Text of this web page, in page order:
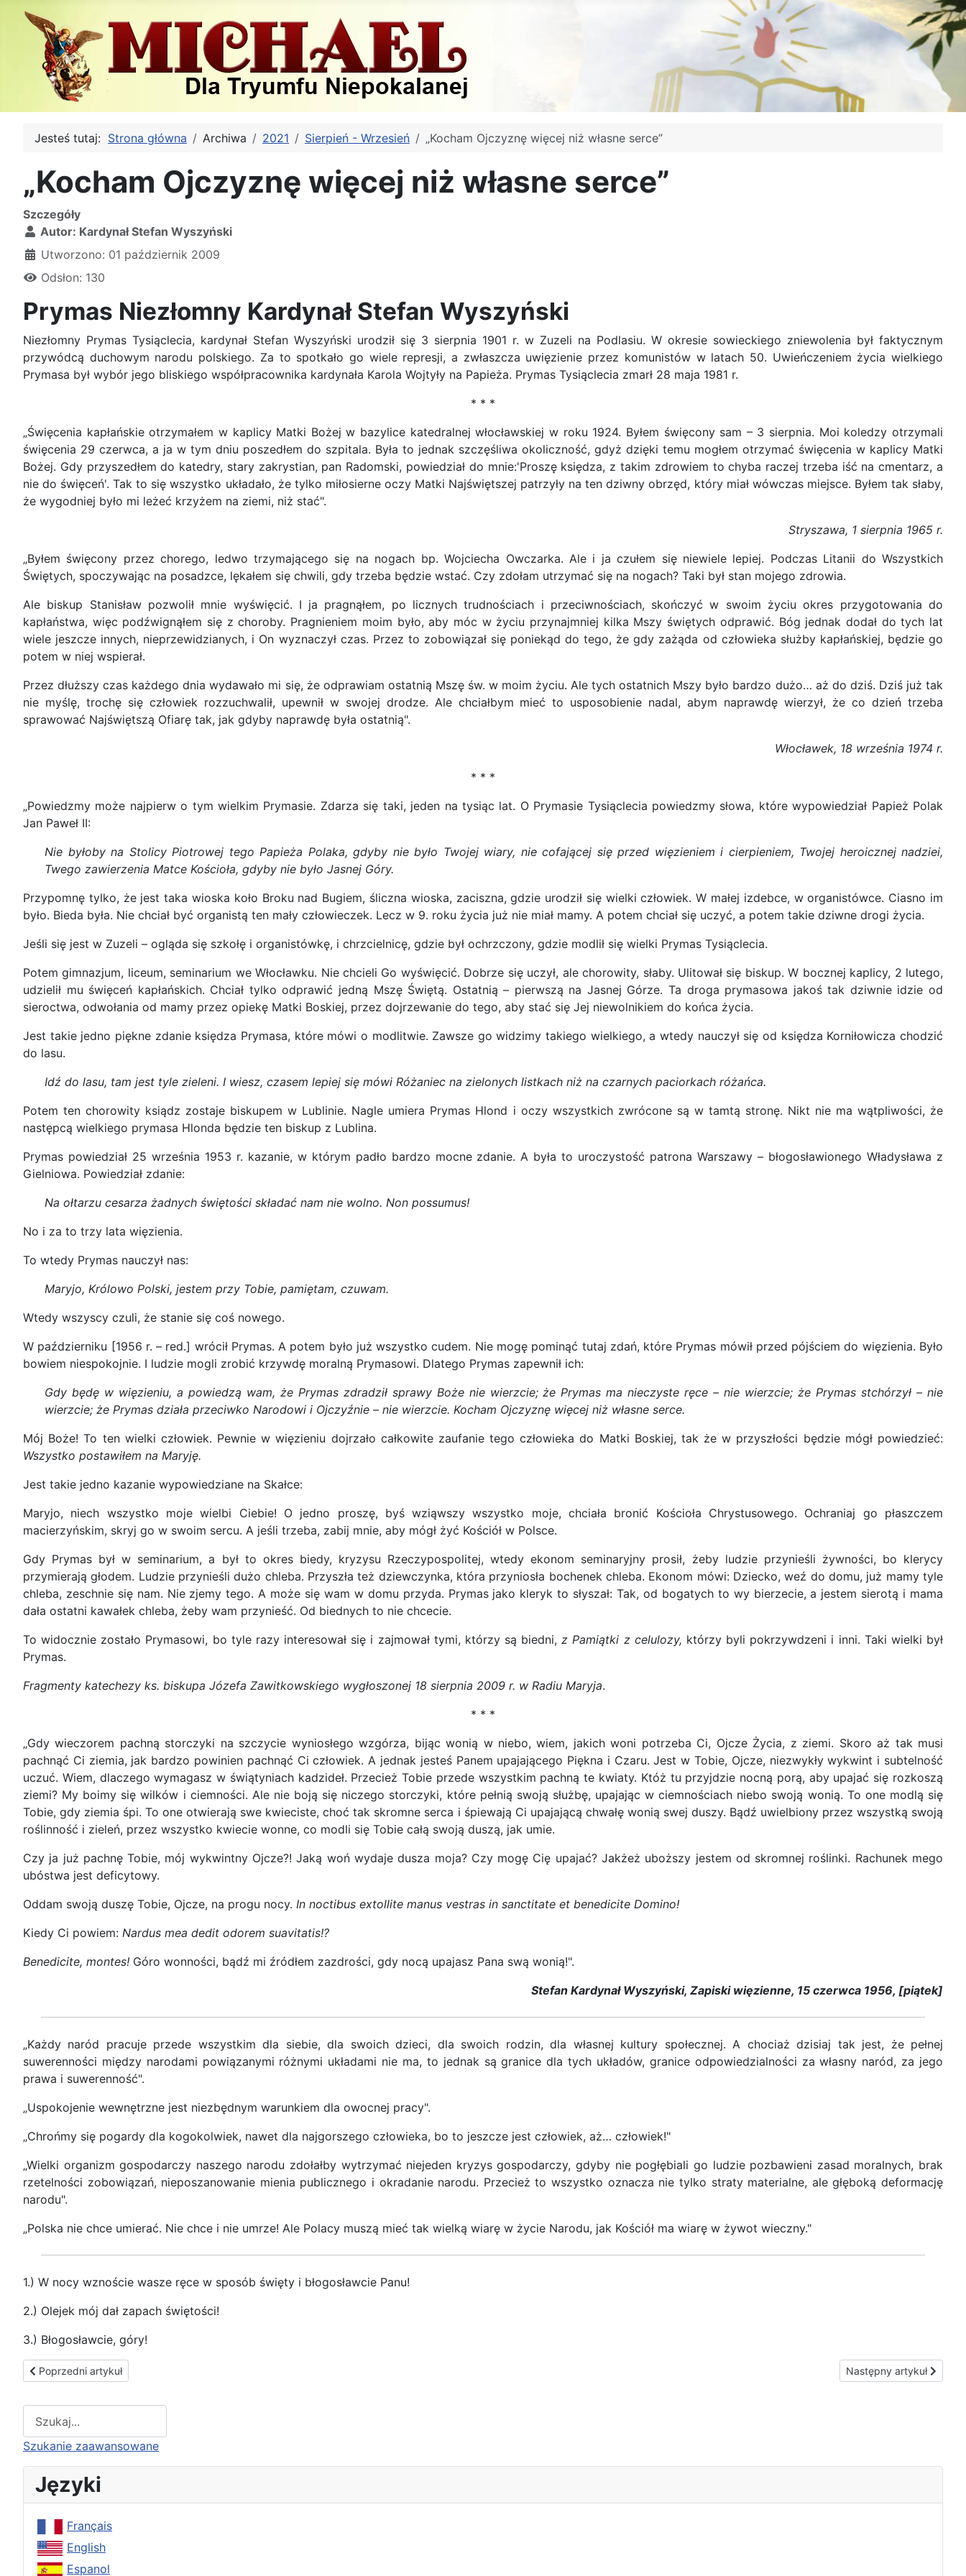
Jesteś tutaj: Strona główna Archiwa 2021 Sierpień - Wrzesień „Kocham Ojczyznę więcej niż własne serce”
„Kocham Ojczyznę więcej niż własne serce”
Szczegóły
Autor: Kardynał Stefan Wyszyński
Utworzono: 01 październik 2009
Odsłon: 130
Prymas Niezłomny Kardynał Stefan Wyszyński
Niezłomny Prymas Tysiąclecia, kardynał Stefan Wyszyński urodził się 3 sierpnia 1901 r. w Zuzeli na Podlasiu. W okresie sowieckiego zniewolenia był faktycznym
przywódcą duchowym narodu polskiego. Za to spotkało go wiele represji, a zwłaszcza uwięzienie przez komunistów w latach 50. Uwieńczeniem życia wielkiego
Prymasa był wybór jego bliskiego współpracownika kardynała Karola Wojtyły na Papieża. Prymas Tysiąclecia zmarł 28 maja 1981 r.
* * *
„Święcenia kapłańskie otrzymałem w kaplicy Matki Bożej w bazylice katedralnej włocławskiej w roku 1924. Byłem święcony sam – 3 sierpnia. Moi koledzy otrzymali
święcenia 29 czerwca, a ja w tym dniu poszedłem do szpitala. Była to jednak szczęśliwa okoliczność, gdyż dzięki temu mogłem otrzymać święcenia w kaplicy Matki
Bożej. Gdy przyszedłem do katedry, stary zakrystian, pan Radomski, powiedział do mnie:'Proszę księdza, z takim zdrowiem to chyba raczej trzeba iść na cmentarz, a
nie do święceń'. Tak to się wszystko układało, że tylko miłosierne oczy Matki Najświętszej patrzyły na ten dziwny obrzęd, który miał wówczas miejsce. Byłem tak słaby,
że wygodniej było mi leżeć krzyżem na ziemi, niż stać".
Stryszawa, 1 sierpnia 1965 r.
„Byłem święcony przez chorego, ledwo trzymającego się na nogach bp. Wojciecha Owczarka. Ale i ja czułem się niewiele lepiej. Podczas Litanii do Wszystkich
Świętych, spoczywając na posadzce, lękałem się chwili, gdy trzeba będzie wstać. Czy zdołam utrzymać się na nogach? Taki był stan mojego zdrowia.
Ale biskup Stanisław pozwolił mnie wyświęcić. I ja pragnąłem, po licznych trudnościach i przeciwnościach, skończyć w swoim życiu okres przygotowania do
kapłaństwa, więc podźwignąłem się z choroby. Pragnieniem moim było, aby móc w życiu przynajmniej kilka Mszy świętych odprawić. Bóg jednak dodał do tych lat
wiele jeszcze innych, nieprzewidzianych, i On wyznaczył czas. Przez to zobowiązał się poniekąd do tego, że gdy zażąda od człowieka służby kapłańskiej, będzie go
potem w niej wspierał.
Przez dłuższy czas każdego dnia wydawało mi się, że odprawiam ostatnią Mszę św. w moim życiu. Ale tych ostatnich Mszy było bardzo dużo… aż do dziś. Dziś już tak
nie myślę, trochę się człowiek rozzuchwalił, upewnił w swojej drodze. Ale chciałbym mieć to usposobienie nadal, abym naprawdę wierzył, że co dzień trzeba
sprawować Najświętszą Ofiarę tak, jak gdyby naprawdę była ostatnią".
Włocławek, 18 września 1974 r.
* * *
„Powiedzmy może najpierw o tym wielkim Prymasie. Zdarza się taki, jeden na tysiąc lat. O Prymasie Tysiąclecia powiedzmy słowa, które wypowiedział Papież Polak
Jan Paweł II:
Nie byłoby na Stolicy Piotrowej tego Papieża Polaka, gdyby nie było Twojej wiary, nie cofającej się przed więzieniem i cierpieniem, Twojej heroicznej nadziei,
Twego zawierzenia Matce Kościoła, gdyby nie było Jasnej Góry.
Przypomnę tylko, że jest taka wioska koło Broku nad Bugiem, śliczna wioska, zaciszna, gdzie urodził się wielki człowiek. W małej izdebce, w organistówce. Ciasno im
było. Bieda była. Nie chciał być organistą ten mały człowieczek. Lecz w 9. roku życia już nie miał mamy. A potem chciał się uczyć, a potem takie dziwne drogi życia.
Jeśli się jest w Zuzeli – ogląda się szkołę i organistówkę, i chrzcielnicę, gdzie był ochrzczony, gdzie modlił się wielki Prymas Tysiąclecia.
Potem gimnazjum, liceum, seminarium we Włocławku. Nie chcieli Go wyświęcić. Dobrze się uczył, ale chorowity, słaby. Ulitował się biskup. W bocznej kaplicy, 2 lutego,
udzielił mu święceń kapłańskich. Chciał tylko odprawić jedną Mszę Świętą. Ostatnią – pierwszą na Jasnej Górze. Ta droga prymasowa jakoś tak dziwnie idzie od
sieroctwa, odwołania od mamy przez opiekę Matki Boskiej, przez dojrzewanie do tego, aby stać się Jej niewolnikiem do końca życia.
Jest takie jedno piękne zdanie księdza Prymasa, które mówi o modlitwie. Zawsze go widzimy takiego wielkiego, a wtedy nauczył się od księdza Korniłowicza chodzić
do lasu.
Idź do lasu, tam jest tyle zieleni. I wiesz, czasem lepiej się mówi Różaniec na zielonych listkach niż na czarnych paciorkach różańca.
Potem ten chorowity ksiądz zostaje biskupem w Lublinie. Nagle umiera Prymas Hlond i oczy wszystkich zwrócone są w tamtą stronę. Nikt nie ma wątpliwości, że
następcą wielkiego prymasa Hlonda będzie ten biskup z Lublina.
Prymas powiedział 25 września 1953 r. kazanie, w którym padło bardzo mocne zdanie. A była to uroczystość patrona Warszawy – błogosławionego Władysława z
Gielniowa. Powiedział zdanie:
Na ołtarzu cesarza żadnych świętości składać nam nie wolno. Non possumus!
No i za to trzy lata więzienia.
To wtedy Prymas nauczył nas:
Maryjo, Królowo Polski, jestem przy Tobie, pamiętam, czuwam.
Wtedy wszyscy czuli, że stanie się coś nowego.
W październiku [1956 r. – red.] wrócił Prymas. A potem było już wszystko cudem. Nie mogę pominąć tutaj zdań, które Prymas mówił przed pójściem do więzienia. Było
bowiem niespokojnie. I ludzie mogli zrobić krzywdę moralną Prymasowi. Dlatego Prymas zapewnił ich:
Gdy będę w więzieniu, a powiedzą wam, że Prymas zdradził sprawy Boże nie wierzcie; że Prymas ma nieczyste ręce – nie wierzcie; że Prymas stchórzył – nie
wierzcie; że Prymas działa przeciwko Narodowi i Ojczyźnie – nie wierzcie. Kocham Ojczyznę więcej niż własne serce.
Mój Boże! To ten wielki człowiek. Pewnie w więzieniu dojrzało całkowite zaufanie tego człowieka do Matki Boskiej, tak że w przyszłości będzie mógł powiedzieć:
Wszystko postawiłem na Maryję.
Jest takie jedno kazanie wypowiedziane na Skałce:
Maryjo, niech wszystko moje wielbi Ciebie! O jedno proszę, byś wziąwszy wszystko moje, chciała bronić Kościoła Chrystusowego. Ochraniaj go płaszczem
macierzyńskim, skryj go w swoim sercu. A jeśli trzeba, zabij mnie, aby mógł żyć Kościół w Polsce.
Gdy Prymas był w seminarium, a był to okres biedy, kryzysu Rzeczypospolitej, wtedy ekonom seminaryjny prosił, żeby ludzie przynieśli żywności, bo klerycy
przymierają głodem. Ludzie przynieśli dużo chleba. Przyszła też dziewczynka, która przyniosła bochenek chleba. Ekonom mówi: Dziecko, weź do domu, już mamy tyle
chleba, zeschnie się nam. Nie zjemy tego. A może się wam w domu przyda. Prymas jako kleryk to słyszał: Tak, od bogatych to wy bierzecie, a jestem sierotą i mama
dała ostatni kawałek chleba, żeby wam przynieść. Od biednych to nie chcecie.
To widocznie zostało Prymasowi, bo tyle razy interesował się i zajmował tymi, którzy są biedni,z Pamiątki z celulozy, którzy byli pokrzywdzeni i inni. Taki wielki był
Prymas.
Fragmenty katechezy ks. biskupa Józefa Zawitkowskiego wygłoszonej 18 sierpnia 2009 r. w Radiu Maryja.
* * *
„Gdy wieczorem pachną storczyki na szczycie wyniosłego wzgórza, bijąc wonią w niebo, wiem, jakich woni potrzeba Ci, Ojcze Życia, z ziemi. Skoro aż tak musi
pachnąć Ci ziemia, jak bardzo powinien pachnąć Ci człowiek. A jednak jesteś Panem upajającego Piękna i Czaru. Jest w Tobie, Ojcze, niezwykły wykwint i subtelność
uczuć. Wiem, dlaczego wymagasz w świątyniach kadzideł. Przecież Tobie przede wszystkim pachną te kwiaty. Któż tu przyjdzie nocną porą, aby upajać się rozkoszą
ziemi? My boimy się wilków i ciemności. Ale nie boją się niczego storczyki, które pełnią swoją służbę, upajając w ciemnościach niebo swoją wonią. To one modlą się
Tobie, gdy ziemia śpi. To one otwierają swe kwieciste, choć tak skromne serca i śpiewają Ci upajającą chwałę wonią swej duszy. Bądź uwielbiony przez wszystką swoją
roślinność i zieleń, przez wszystko kwiecie wonne, co modli się Tobie całą swoją duszą, jak umie.
Czy ja już pachnę Tobie, mój wykwintny Ojcze?! Jaką woń wydaje dusza moja? Czy mogę Cię upajać? Jakżeż uboższy jestem od skromnej roślinki. Rachunek mego
ubóstwa jest deficytowy.
Oddam swoją duszę Tobie, Ojcze, na progu nocy. In noctibus extollite manus vestras in sanctitate et benedicite Domino!
Kiedy Ci powiem: Nardus mea dedit odorem suavitatis!?
Benedicite, montes! Góro wonności, bądź mi źródłem zazdrości, gdy nocą upajasz Pana swą wonią!".
Stefan Kardynał Wyszyński, Zapiski więzienne, 15 czerwca 1956, [piątek]
„Każdy naród pracuje przede wszystkim dla siebie, dla swoich dzieci, dla swoich rodzin, dla własnej kultury społecznej. A chociaż dzisiaj tak jest, że pełnej
suwerenności między narodami powiązanymi różnymi układami nie ma, to jednak są granice dla tych układów, granice odpowiedzialności za własny naród, za jego
prawa i suwerenność".
„Uspokojenie wewnętrzne jest niezbędnym warunkiem dla owocnej pracy".
„Chrońmy się pogardy dla kogokolwiek, nawet dla najgorszego człowieka, bo to jeszcze jest człowiek, aż… człowiek!"
„Wielki organizm gospodarczy naszego narodu zdołałby wytrzymać niejeden kryzys gospodarczy, gdyby nie pogłębiali go ludzie pozbawieni zasad moralnych, brak
rzetelności zobowiązań, nieposzanowanie mienia publicznego i okradanie narodu. Przecież to wszystko oznacza nie tylko straty materialne, ale głęboką deformację
narodu".
„Polska nie chce umierać. Nie chce i nie umrze! Ale Polacy muszą mieć tak wielką wiarę w życie Narodu, jak Kościół ma wiarę w żywot wieczny."
1.) W nocy wznoście wasze ręce w sposób święty i błogosławcie Panu!
2.) Olejek mój dał zapach świętości!
3.) Błogosławcie, góry!
Poprzedni artykuł: Testament gnieźnieński Prymasa Polski
Poprzedni artykuł Następny artykuł: Miecz
Następny artykuł
Type 2 or more characters for results.
Szukanie zaawansowane
Języki
Français
English
Espanol